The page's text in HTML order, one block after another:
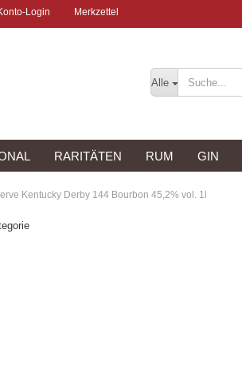
Login Merkzettel
Alle
RARITÄTEN RUM GIN
Kentucky Derby 144 Bourbon 45,2% vol. 1l